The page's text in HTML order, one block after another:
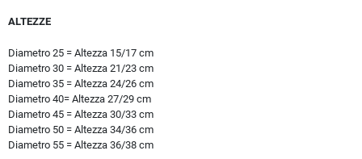
ALTEZZE
Diametro 25 = Altezza 15/17 cm
Diametro 30 = Altezza 21/23 cm
Diametro 35 = Altezza 24/26 cm
Diametro 40= Altezza 27/29 cm
Diametro 45 = Altezza 30/33 cm
Diametro 50 = Altezza 34/36 cm
Diametro 55 = Altezza 36/38 cm